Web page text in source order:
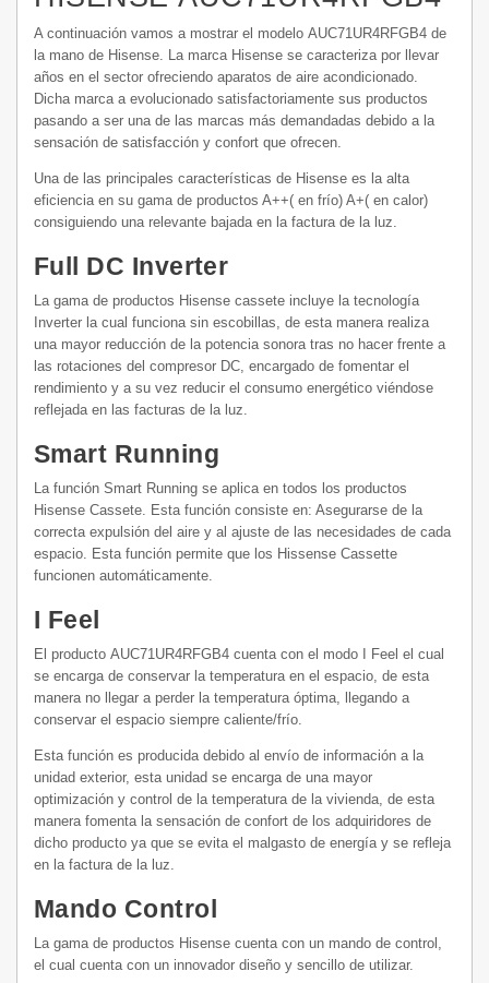
A continuación vamos a mostrar el modelo AUC71UR4RFGB4 de
la mano de Hisense. La marca Hisense se caracteriza por llevar
años en el sector ofreciendo aparatos de aire acondicionado.
Dicha marca a evolucionado satisfactoriamente sus productos
pasando a ser una de las marcas más demandadas debido a la
sensación de satisfacción y confort que ofrecen.
Una de las principales características de Hisense es la alta
eficiencia en su gama de productos A++( en frío) A+( en calor)
consiguiendo una relevante bajada en la factura de la luz.
Full DC Inverter
La gama de productos Hisense cassete incluye la tecnología
Inverter la cual funciona sin escobillas, de esta manera realiza
una mayor reducción de la potencia sonora tras no hacer frente a
las rotaciones del compresor DC, encargado de fomentar el
rendimiento y a su vez reducir el consumo energético viéndose
reflejada en las facturas de la luz.
Smart Running
La función Smart Running se aplica en todos los productos
Hisense Cassete. Esta función consiste en: Asegurarse de la
correcta expulsión del aire y al ajuste de las necesidades de cada
espacio. Esta función permite que los Hissense Cassette
funcionen automáticamente.
I Feel
El producto AUC71UR4RFGB4 cuenta con el modo I Feel el cual
se encarga de conservar la temperatura en el espacio, de esta
manera no llegar a perder la temperatura óptima, llegando a
conservar el espacio siempre caliente/frío.
Esta función es producida debido al envío de información a la
unidad exterior, esta unidad se encarga de una mayor
optimización y control de la temperatura de la vivienda, de esta
manera fomenta la sensación de confort de los adquiridores de
dicho producto ya que se evita el malgasto de energía y se refleja
en la factura de la luz.
Mando Control
La gama de productos Hisense cuenta con un mando de control,
el cual cuenta con un innovador diseño y sencillo de utilizar.